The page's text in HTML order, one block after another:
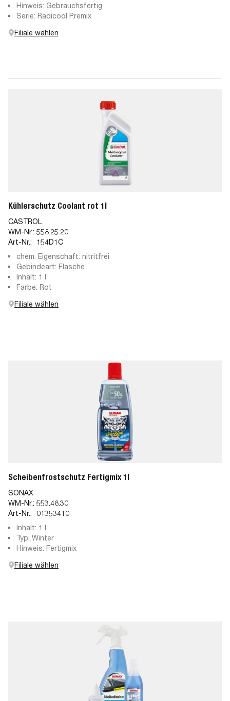
Hinweis: Gebrauchsfertig
Serie: Radicool Premix
Filiale wählen
Kühlerschutz Coolant rot 1l
CASTROL
WM-Nr.: 558.25.20
Art-Nr.:
154D1C
chem. Eigenschaft: nitritfrei
Gebindeart: Flasche
Inhalt: 1 l
Farbe: Rot
Filiale wählen
Scheibenfrostschutz Fertigmix 1l
SONAX
WM-Nr.: 553.48.30
Art-Nr.:
01353410
Inhalt: 1 l
Typ: Winter
Hinweis: Fertigmix
Filiale wählen